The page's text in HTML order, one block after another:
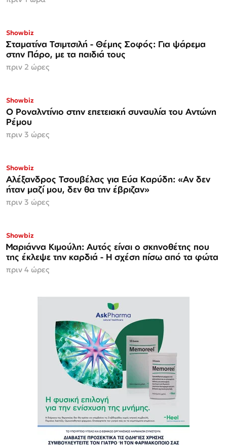
Showbiz
Σταματίνα Τσιμτσιλή - Θέμης Σοφός: Για ψάρεμα
στην Πάρο, με τα παιδιά τους
πριν 2 ώρες
Showbiz
Ο Ροναλντίνιο στην επετειακή συναυλία του Αντώνη
Ρέμου
πριν 3 ώρες
Showbiz
Αλέξανδρος Τσουβέλας για Εύα Καρύδη: «Αν δεν
ήταν μαζί μου, δεν θα την έβριζαν»
πριν 3 ώρες
Showbiz
Μαριάννα Κιμούλη: Αυτός είναι ο σκηνοθέτης που
της έκλεψε την καρδιά - Η σχέση πίσω από τα φώτα
πριν 4 ώρες